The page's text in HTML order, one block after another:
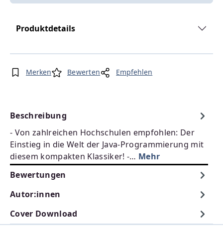
Produktdetails
Merken Bewerten Empfehlen
Beschreibung
- Von zahlreichen Hochschulen empfohlen: Der
Einstieg in die Welt der Java-Programmierung mit
diesem kompakten Klassiker! -… Mehr
Bewertungen
Autor:innen
Cover Download